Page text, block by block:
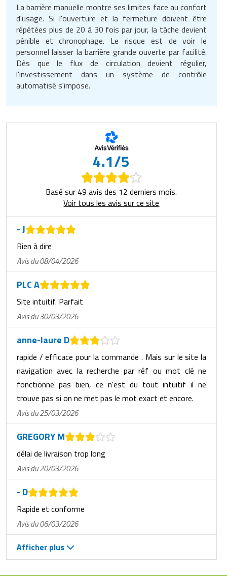
La barrière manuelle montre ses limites face au confort
d'usage. Si l'ouverture et la fermeture doivent être
répétées plus de 20 à 30 fois par jour, la tâche devient
pénible et chronophage. Le risque est de voir le
personnel laisser la barrière grande ouverte par facilité.
Dès que le flux de circulation devient régulier,
l'investissement dans un système de contrôle
automatisé s'impose.
4.1/5
Basé sur 49 avis des 12 derniers mois.
Voir tous les avis sur ce site
- J
Rien à dire
Avis du 08/04/2026
PLC A
Site intuitif. Parfait
Avis du 30/03/2026
anne-laure D
rapide / efficace pour la commande . Mais sur le site la
navigation avec la recherche par réf ou mot clé ne
fonctionne pas bien, ce n'est du tout intuitif il ne
trouve pas si on ne met pas le mot exact et encore.
Avis du 25/03/2026
GREGORY M
délai de livraison trop long
Avis du 20/03/2026
- D
Rapide et conforme
Avis du 06/03/2026
Afficher plus